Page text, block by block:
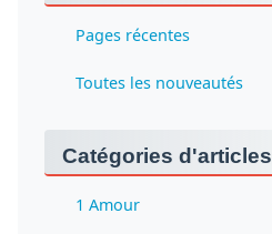
Pages récentes
Toutes les nouveautés
Catégories d'articles
1 Amour